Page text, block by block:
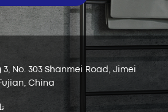
بالخزان على الإطلاق، فإليك الطريقة
الماء.املأ
تقريبًا كامل سعة تدفق معظم
الوعاء من ارتفاع، موجّهًا نحو فتحة
للماء يُحاكي تأثير التدفق العادي،
بحذر لتجنب تناثر المياه المتسخة،
بعد الإصلاح المؤقت مع أن الطرق المذكورة
3, No. 303 Shanmei Road, Jimei
China
تل